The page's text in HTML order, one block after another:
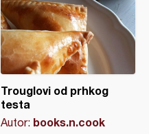
Trouglovi od prhkog
testa
Autor: books.n.cook